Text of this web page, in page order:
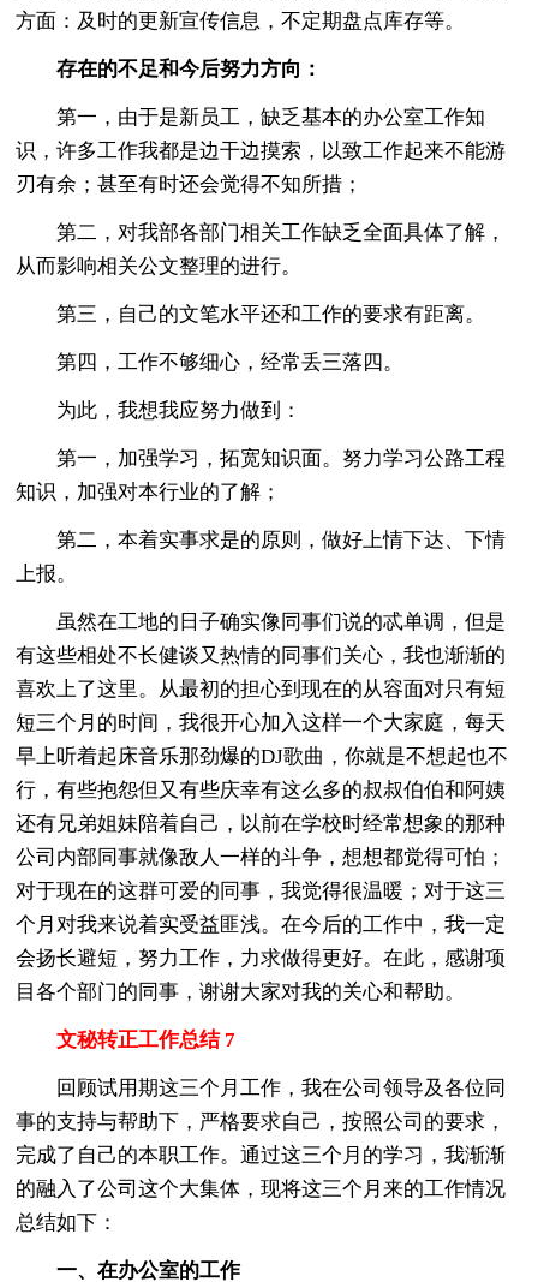
方面：及时的更新宣传信息，不定期盘点库存等。
存在的不足和今后努力方向：
第一，由于是新员工，缺乏基本的办公室工作知
识，许多工作我都是边干边摸索，以致工作起来不能游
刃有余；甚至有时还会觉得不知所措；
第二，对我部各部门相关工作缺乏全面具体了解，
从而影响相关公文整理的进行。
第三，自己的文笔水平还和工作的要求有距离。
第四，工作不够细心，经常丢三落四。
为此，我想我应努力做到：
第一，加强学习，拓宽知识面。努力学习公路工程
知识，加强对本行业的了解；
第二，本着实事求是的原则，做好上情下达、下情
上报。
虽然在工地的日子确实像同事们说的忒单调，但是
有这些相处不长健谈又热情的同事们关心，我也渐渐的
喜欢上了这里。从最初的担心到现在的从容面对只有短
短三个月的时间，我很开心加入这样一个大家庭，每天
早上听着起床音乐那劲爆的DJ歌曲，你就是不想起也不
行，有些抱怨但又有些庆幸有这么多的叔叔伯伯和阿姨
还有兄弟姐妹陪着自己，以前在学校时经常想象的那种
公司内部同事就像敌人一样的斗争，想想都觉得可怕；
对于现在的这群可爱的同事，我觉得很温暖；对于这三
个月对我来说着实受益匪浅。在今后的工作中，我一定
会扬长避短，努力工作，力求做得更好。在此，感谢项
目各个部门的同事，谢谢大家对我的关心和帮助。
文秘转正工作总结 7
回顾试用期这三个月工作，我在公司领导及各位同
事的支持与帮助下，严格要求自己，按照公司的要求，
完成了自己的本职工作。通过这三个月的学习，我渐渐
的融入了公司这个大集体，现将这三个月来的工作情况
总结如下：
一、在办公室的工作